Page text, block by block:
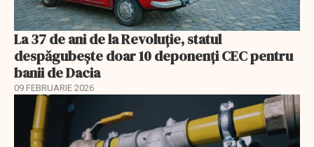
La 37 de ani de la Revoluție, statul
despăgubește doar 10 deponenți CEC pentru
banii de Dacia
09 FEBRUARIE 2026